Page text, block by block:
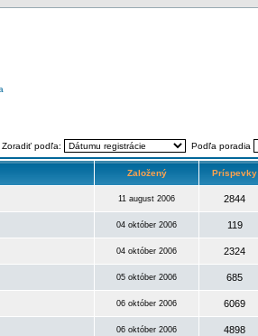
Zoradiť podľa: Podľa poradia
Založený Príspevky
11 august 2006 2844
04 október 2006 119
04 október 2006 2324
05 október 2006 685
06 október 2006 6069
06 október 2006 4898